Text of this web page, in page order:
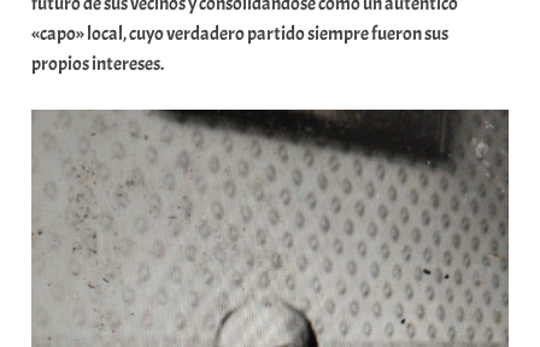
«capo» local, cuyo verdadero partido siempre fueron sus
propios intereses.